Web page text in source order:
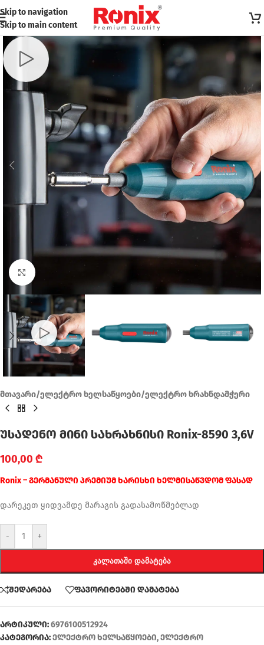
Skip to navigation
Skip to main content
Click to enlarge
მთავარი/ელექტრო ხელსაწყოები/ელექტრო ხრახნდამჭერი
უსადენო მინი სახრახნისი Ronix-8590 3,6V
100,00 ₾
Ronix – გერმანული პრემიუმ ხარისხი ხელმისაწვდომ ფასად
დარეკეთ ყიდვამდე მარაგის გადასამოწმებლად
- +
ᲙᲐᲚᲐᲗᲐᲨᲘ ᲓᲐᲛᲐᲢᲔᲑᲐ
შედარება ფავორიტებში დამატება
არტიკული:6976100512924
კატეგორია:ელექტრო ხელსაწყოები,ელექტრო